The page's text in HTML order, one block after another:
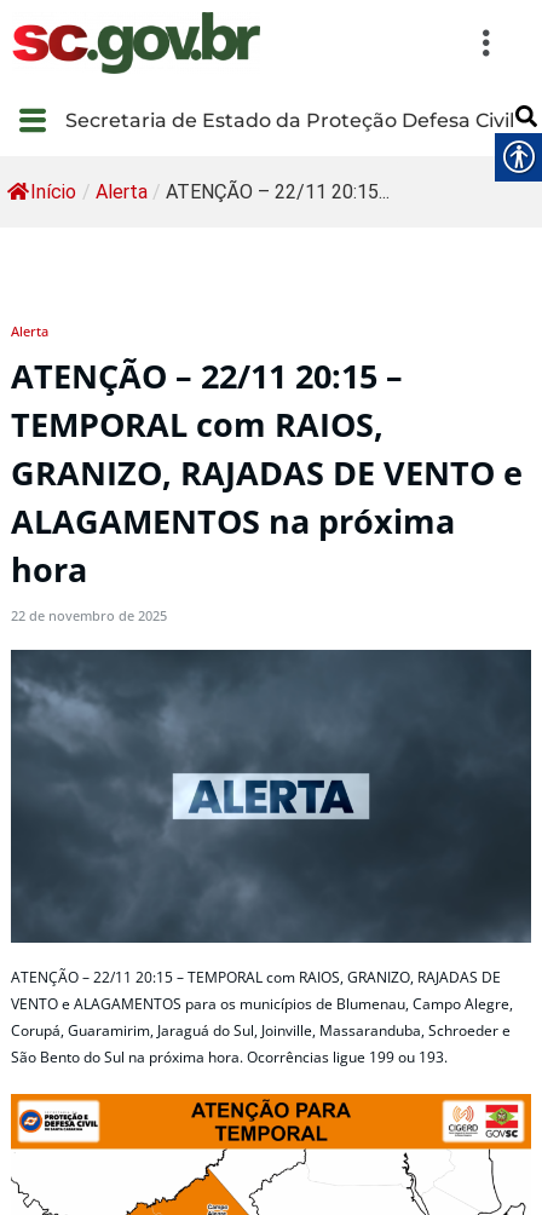
Secretaria de Estado da Proteção Defesa Civil
Início / Alerta / ATENÇÃO – 22/11 20:15...
Alerta
ATENÇÃO – 22/11 20:15 –
TEMPORAL com RAIOS,
GRANIZO, RAJADAS DE VENTO e
ALAGAMENTOS na próxima
hora
22 de novembro de 2025
ATENÇÃO – 22/11 20:15 – TEMPORAL com RAIOS, GRANIZO, RAJADAS DE
VENTO e ALAGAMENTOS para os municípios de Blumenau, Campo Alegre,
Corupá, Guaramirim, Jaraguá do Sul, Joinville, Massaranduba, Schroeder e
São Bento do Sul na próxima hora. Ocorrências ligue 199 ou 193.